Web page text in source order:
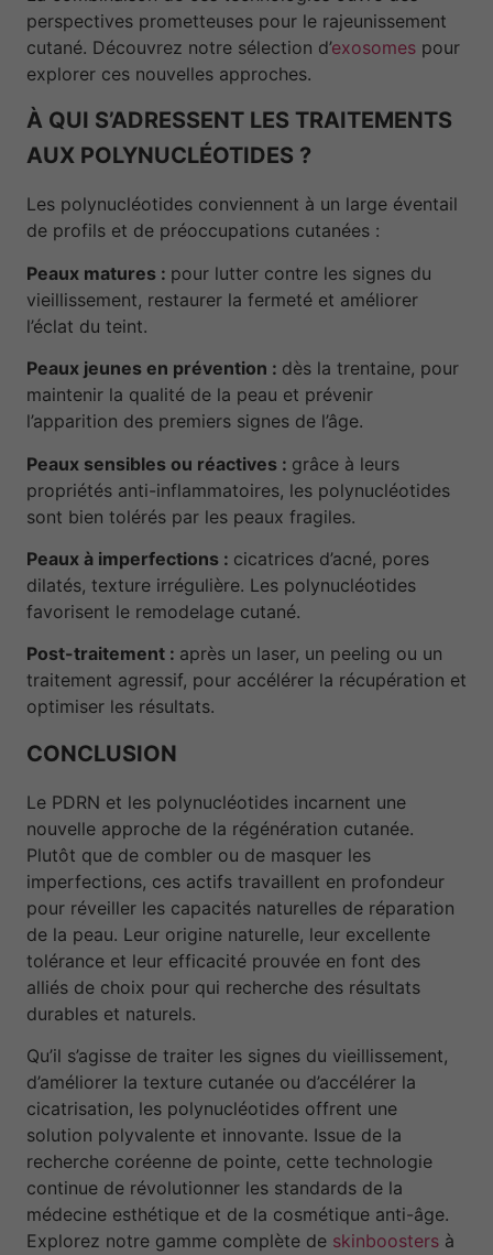
perspectives prometteuses pour le rajeunissement
cutané. Découvrez notre sélection d’exosomes pour
explorer ces nouvelles approches.
À QUI S’ADRESSENT LES TRAITEMENTS
AUX POLYNUCLÉOTIDES ?
Les polynucléotides conviennent à un large éventail
de profils et de préoccupations cutanées :
Peaux matures : pour lutter contre les signes du
vieillissement, restaurer la fermeté et améliorer
l’éclat du teint.
Peaux jeunes en prévention : dès la trentaine, pour
maintenir la qualité de la peau et prévenir
l’apparition des premiers signes de l’âge.
Peaux sensibles ou réactives : grâce à leurs
propriétés anti-inflammatoires, les polynucléotides
sont bien tolérés par les peaux fragiles.
Peaux à imperfections : cicatrices d’acné, pores
dilatés, texture irrégulière. Les polynucléotides
favorisent le remodelage cutané.
Post-traitement : après un laser, un peeling ou un
traitement agressif, pour accélérer la récupération et
optimiser les résultats.
CONCLUSION
Le PDRN et les polynucléotides incarnent une
nouvelle approche de la régénération cutanée.
Plutôt que de combler ou de masquer les
imperfections, ces actifs travaillent en profondeur
pour réveiller les capacités naturelles de réparation
de la peau. Leur origine naturelle, leur excellente
tolérance et leur efficacité prouvée en font des
alliés de choix pour qui recherche des résultats
durables et naturels.
Qu’il s’agisse de traiter les signes du vieillissement,
d’améliorer la texture cutanée ou d’accélérer la
cicatrisation, les polynucléotides offrent une
solution polyvalente et innovante. Issue de la
recherche coréenne de pointe, cette technologie
continue de révolutionner les standards de la
médecine esthétique et de la cosmétique anti-âge.
Explorez notre gamme complète de skinboosters à